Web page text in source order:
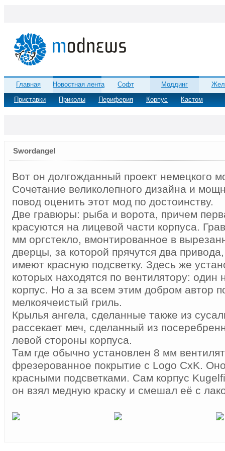
Главная Новостная лента Софт Моддинг
Приставки
Приколы Периферия Корпус Кастом
Swordangel
Вот он долгожданный проект немецкого
Сочетание великолепного дизайна и
повод оценить этот мод по достоинству.
Две гравюры: рыба и ворота, причем
красуются на лицевой части корпуса.
мм оргстекло, вмонтированное в
дверцы, за которой прячутся два
имеют красную подсветку. Здесь же
которых находятся по вентилятору: один
корпус. Но а за всем этим добром автор
мелкоячеистый гриль.
Крылья ангела, сделанные также из
рассекает меч, сделанный из
левой стороны корпуса.
Там где обычно установлен 8 мм
фрезерованное покрытие с Logo CxK.
красными подсветками. Сам корпус
он взял медную краску и смешал её с